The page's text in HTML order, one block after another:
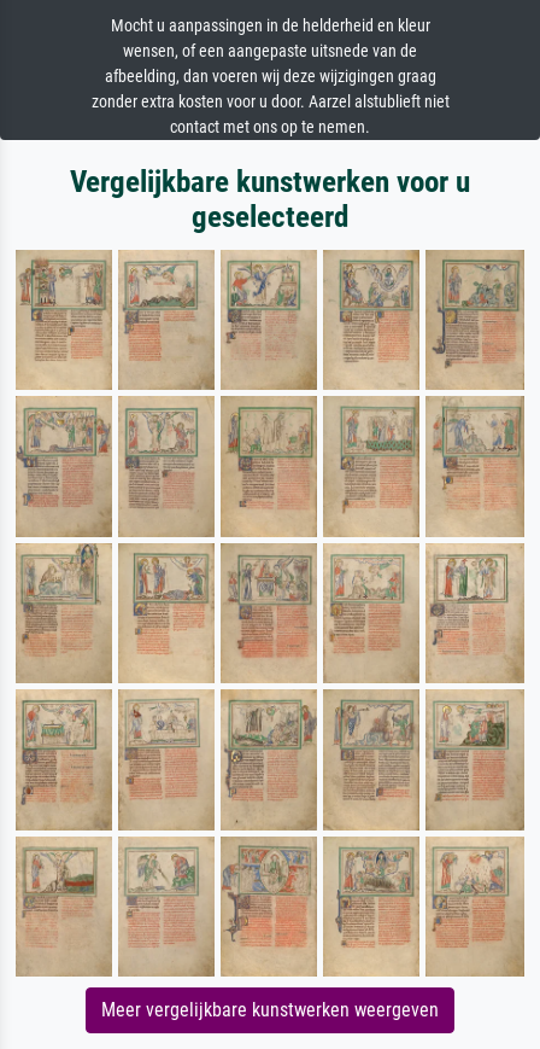
Mocht u aanpassingen in de helderheid en kleur
wensen, of een aangepaste uitsnede van de
afbeelding, dan voeren wij deze wijzigingen graag
zonder extra kosten voor u door. Aarzel alstublieft niet
contact met ons op te nemen.
Vergelijkbare kunstwerken voor u
geselecteerd
Meer vergelijkbare kunstwerken weergeven